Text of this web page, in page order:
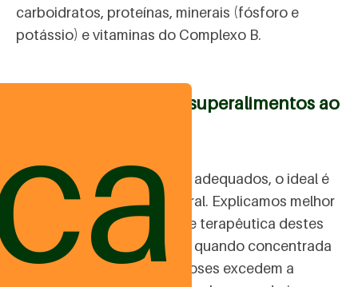
carboidratos, proteínas, minerais (fósforo e
potássio) e vitaminas do Complexo B.
Como oferecer estes superalimentos ao
Para garantir os benefícios adequados, o ideal é
oferecer uma fórmula natural. Explicamos melhor
como funciona: a qualidade terapêutica destes
alimentos é potencializada quando concentrada
em suplementos, pois as doses excedem a